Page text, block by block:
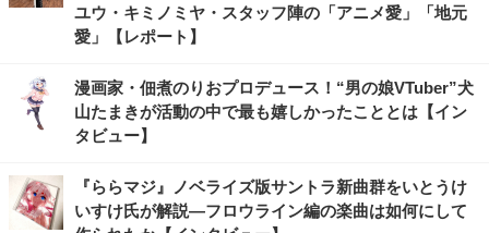
ユウ・キミノミヤ・スタッフ陣の「アニメ愛」「地元
愛」【レポート】
漫画家・佃煮のりおプロデュース！“男の娘VTuber”犬
山たまきが活動の中で最も嬉しかったこととは【イン
タビュー】
『ららマジ』ノベライズ版サントラ新曲群をいとうけ
いすけ氏が解説―フロウライン編の楽曲は如何にして